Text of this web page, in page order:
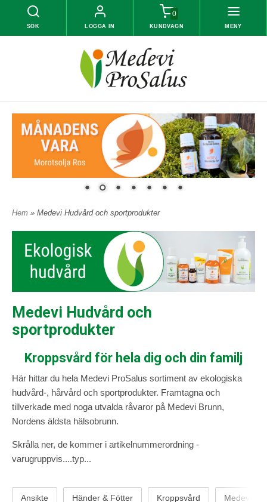
SÖK LOGGA IN
0
KUNDVAGN MENY
Hem » Medevi Hudvård och sportprodukter
Medevi Hudvård och
sportprodukter
Kroppsvård för hela dig och din familj
Här hittar du hela Medevi ProSalus sortiment av ekologiska
hudvård-, hårvård och sportprodukter. Framtagna och
tillverkade med noga utvalda råvaror på Medevi Brunn,
Nordens äldsta hälsobrunn.
Skrålla ner, de kommer i artikelnummerordning -
varugruppvis....typ...
Ansikte Händer & Fötter Kroppsvård Medevi